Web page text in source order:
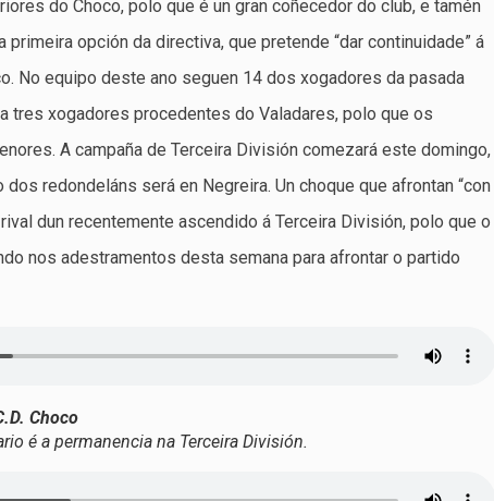
do Choco, polo que é un gran coñecedor do club, e tamén
opción da directiva, que pretende “dar continuidade” á
No equipo deste ano seguen 14 dos xogadores da pasada
tres xogadores procedentes do Valadares, polo que os
A campaña de Terceira División comezará este domingo,
redondeláns será en Negreira. Un choque que afrontan “con
dun recentemente ascendido á Terceira División, polo que o
nos adestramentos desta semana para afrontar o partido
Choco
é a permanencia na Terceira División.